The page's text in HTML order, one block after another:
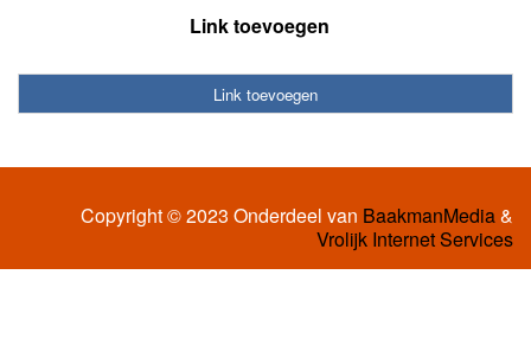
Link toevoegen
Link toevoegen
Copyright © 2023 Onderdeel van BaakmanMedia&
Vrolijk Internet Services